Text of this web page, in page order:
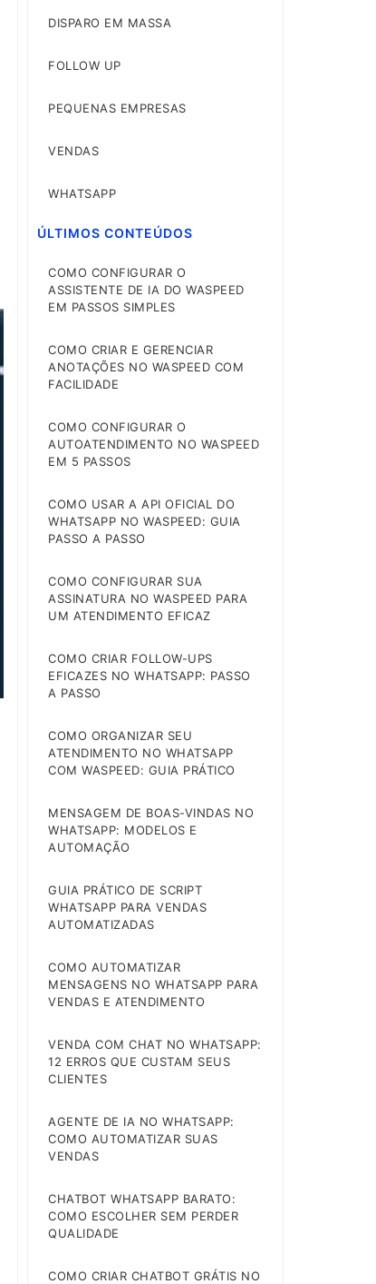
DISPARO EM MASSA
FOLLOW UP
PEQUENAS EMPRESAS
VENDAS
WHATSAPP
ÚLTIMOS CONTEÚDOS
COMO CONFIGURAR O
ASSISTENTE DE IA DO WASPEED
EM PASSOS SIMPLES
COMO CRIAR E GERENCIAR
ANOTAÇÕES NO WASPEED COM
FACILIDADE
COMO CONFIGURAR O
AUTOATENDIMENTO NO WASPEED
EM 5 PASSOS
COMO USAR A API OFICIAL DO
WHATSAPP NO WASPEED: GUIA
PASSO A PASSO
COMO CONFIGURAR SUA
ASSINATURA NO WASPEED PARA
UM ATENDIMENTO EFICAZ
COMO CRIAR FOLLOW-UPS
EFICAZES NO WHATSAPP: PASSO
A PASSO
COMO ORGANIZAR SEU
ATENDIMENTO NO WHATSAPP
COM WASPEED: GUIA PRÁTICO
MENSAGEM DE BOAS-VINDAS NO
WHATSAPP: MODELOS E
AUTOMAÇÃO
GUIA PRÁTICO DE SCRIPT
WHATSAPP PARA VENDAS
AUTOMATIZADAS
COMO AUTOMATIZAR
MENSAGENS NO WHATSAPP PARA
VENDAS E ATENDIMENTO
VENDA COM CHAT NO WHATSAPP:
12 ERROS QUE CUSTAM SEUS
CLIENTES
AGENTE DE IA NO WHATSAPP:
COMO AUTOMATIZAR SUAS
VENDAS
CHATBOT WHATSAPP BARATO:
COMO ESCOLHER SEM PERDER
QUALIDADE
COMO CRIAR CHATBOT GRÁTIS NO